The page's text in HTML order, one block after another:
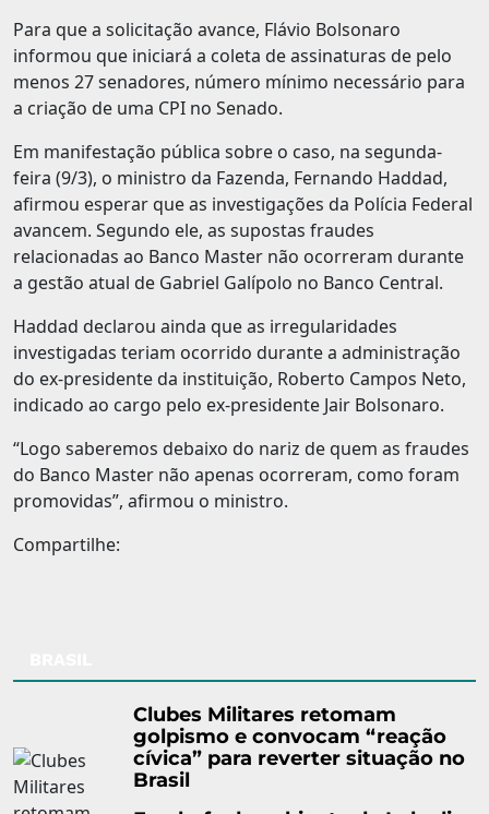
Para que a solicitação avance, Flávio Bolsonaro
informou que iniciará a coleta de assinaturas de pelo
menos 27 senadores, número mínimo necessário para
a criação de uma CPI no Senado.
Em manifestação pública sobre o caso, na segunda-
feira (9/3), o ministro da Fazenda, Fernando Haddad,
afirmou esperar que as investigações da Polícia Federal
avancem. Segundo ele, as supostas fraudes
relacionadas ao Banco Master não ocorreram durante
a gestão atual de Gabriel Galípolo no Banco Central.
Haddad declarou ainda que as irregularidades
investigadas teriam ocorrido durante a administração
do ex-presidente da instituição, Roberto Campos Neto,
indicado ao cargo pelo ex-presidente Jair Bolsonaro.
“Logo saberemos debaixo do nariz de quem as fraudes
do Banco Master não apenas ocorreram, como foram
promovidas”, afirmou o ministro.
Compartilhe:
Clubes Militares retomam
golpismo e convocam “reação
cívica” para reverter situação no
Brasil